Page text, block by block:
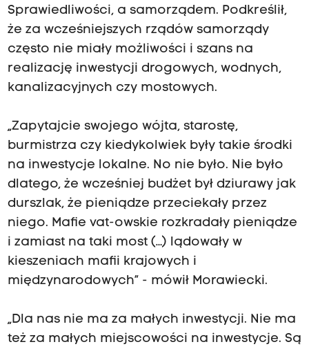
Sprawiedliwości, a samorządem. Podkreślił,
że za wcześniejszych rządów samorządy
często nie miały możliwości i szans na
realizację inwestycji drogowych, wodnych,
kanalizacyjnych czy mostowych.
„Zapytajcie swojego wójta, starostę,
burmistrza czy kiedykolwiek były takie środki
na inwestycje lokalne. No nie było. Nie było
dlatego, że wcześniej budżet był dziurawy jak
durszlak, że pieniądze przeciekały przez
niego. Mafie vat-owskie rozkradały pieniądze
i zamiast na taki most (…) lądowały w
kieszeniach mafii krajowych i
międzynarodowych” - mówił Morawiecki.
„Dla nas nie ma za małych inwestycji. Nie ma
też za małych miejscowości na inwestycje. Są